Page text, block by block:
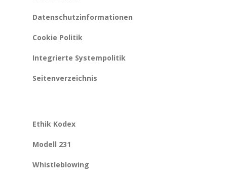
Datenschutzinformationen
Cookie Politik
Integrierte Systempolitik
Seitenverzeichnis
Ethik Kodex
Modell 231
Whistleblowing